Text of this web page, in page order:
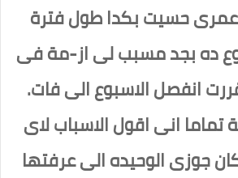
عمرى حسيت بكدا طول فترة
ده بجد مسبب لى از-مة فى
انفصل الاسبوع الى فات.
انى اقول الاسباب لاى
جوزى الوحيده الى عرفتها